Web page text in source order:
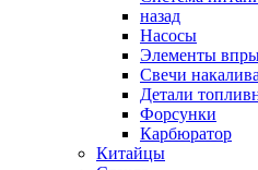
назад
Насосы
Элементы
Свечи
Детали
Форсунки
Карбюратор
Китайцы